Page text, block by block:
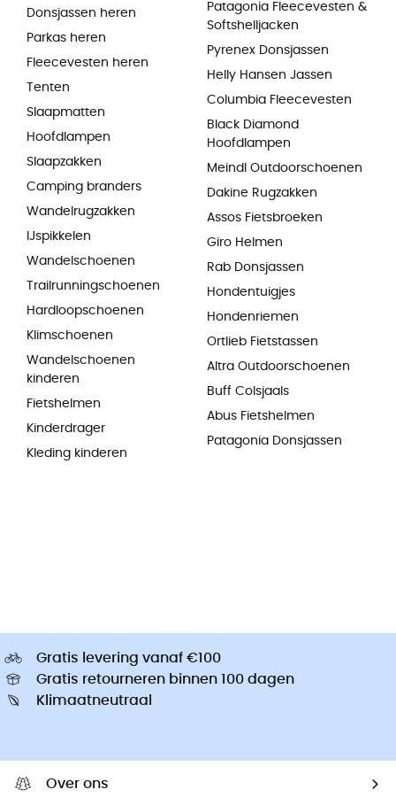
Donsjassen heren
Parkas heren
Fleecevesten heren
Tenten
Slaapmatten
Hoofdlampen
Slaapzakken
Camping branders
Wandelrugzakken
IJspikkelen
Wandelschoenen
Trailrunningschoenen
Hardloopschoenen
Klimschoenen
Wandelschoenen
kinderen
Fietshelmen
Kinderdrager
Kleding kinderen
Patagonia Fleecevesten &
Softshelljacken
Pyrenex Donsjassen
Helly Hansen Jassen
Columbia Fleecevesten
Black Diamond
Hoofdlampen
Meindl Outdoorschoenen
Dakine Rugzakken
Assos Fietsbroeken
Giro Helmen
Rab Donsjassen
Hondentuigjes
Hondenriemen
Ortlieb Fietstassen
Altra Outdoorschoenen
Buff Colsjaals
Abus Fietshelmen
Patagonia Donsjassen
Gratis levering vanaf €100
Gratis retourneren binnen 100 dagen
Klimaatneutraal
Over ons